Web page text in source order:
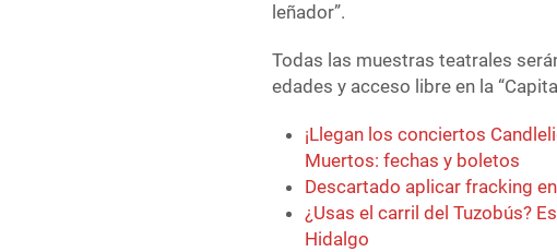
leñador”.
Todas las muestras teatrales
edades y acceso libre en la
¡Llegan los conciertos
Muertos: fechas y boletos
Descartado aplicar fracking
¿Usas el carril del Tuzobús?
Hidalgo